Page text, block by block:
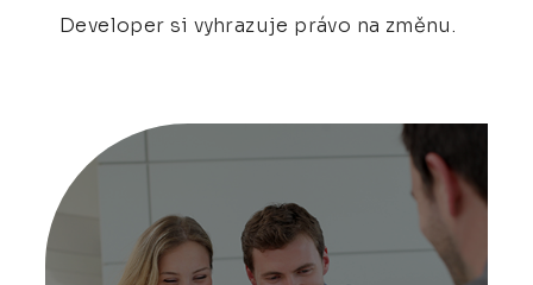
Developer si vyhrazuje právo na změnu.